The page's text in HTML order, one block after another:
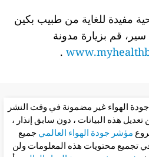
مفيدة للغاية من طبيب بكين
قم بزيارة مدونة
.
الهواء غير مضمونة في وقت النشر
هذه البيانات ، دون سابق إنذار ،
مؤشر جودة الهواء العالميجميع
تجميع محتويات هذه المعلومات ولن